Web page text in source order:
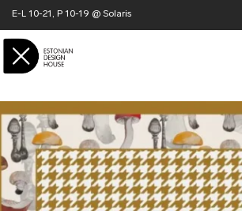
E-L 10-21, P 10-19 @ Solaris